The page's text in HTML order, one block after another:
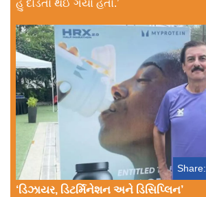
હું દોડતો થઈ ગયો હતો.’
Share:
‘ડિઝાયર, ડિટર્મિનેશન અને ડિસિપ્લિન’